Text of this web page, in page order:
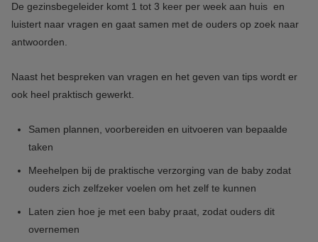
De gezinsbegeleider komt 1 tot 3 keer per week aan huis en
luistert naar vragen en gaat samen met de ouders op zoek naar
antwoorden.
Naast het bespreken van vragen en het geven van tips wordt er
ook heel praktisch gewerkt.
Samen plannen, voorbereiden en uitvoeren van bepaalde
taken
Meehelpen bij de praktische verzorging van de baby zodat
ouders zich zelfzeker voelen om het zelf te kunnen
Laten zien hoe je met een baby praat, zodat ouders dit
overnemen